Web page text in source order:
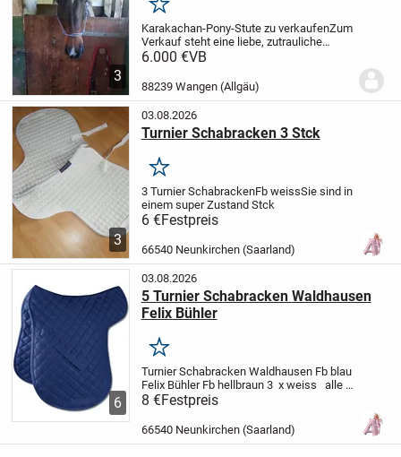
3
Merken
Karakachan-Pony-Stute zu verkaufenZum
Verkauf steht eine liebe, zutrauliche
Karakachan-Pony-Stute, geboren am
cm und brauner Fellfarbe.
freizeitmä...
6.000 €VB
88239 Wangen (Allgäu)
3
03.08.2026
Turnier Schabracken 3 Stck
Merken
3 Turnier SchabrackenFb weissSie sind in
einem super Zustand Stck
6 €Festpreis
66540 Neunkirchen (Saarland)
6
03.08.2026
5 Turnier Schabracken Waldhausen
Felix Bühler
Merken
Turnier Schabracken Waldhausen Fb blau
Felix Bühler Fb hellbraun 3 x weiss
alle
in gutem wenig benutzten Zustand
8 €Festpreis
66540 Neunkirchen (Saarland)